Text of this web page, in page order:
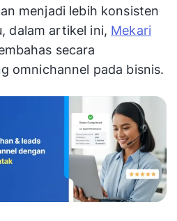
menjadi lebih konsisten
dalam artikel ini, Mekari
secara
omnichannel pada bisnis.